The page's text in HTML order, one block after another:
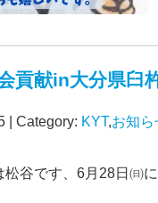
貢献in大分県臼
| Category: KYT,お知ら
松谷です、6月28日㈰に